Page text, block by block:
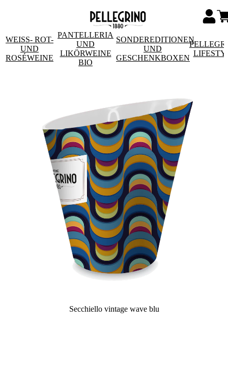
WEISS- ROT- U
ND R
OSÉWEINE
PANTELLERIA
UND
LIKÖRWEINE
BIO
SONDEREDITIONEN
UND
GESCHENKBOXEN
Secchiello vintage wave blu